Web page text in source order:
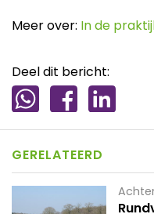
Meer over: In de
Deel dit bericht:
GERELATEERD